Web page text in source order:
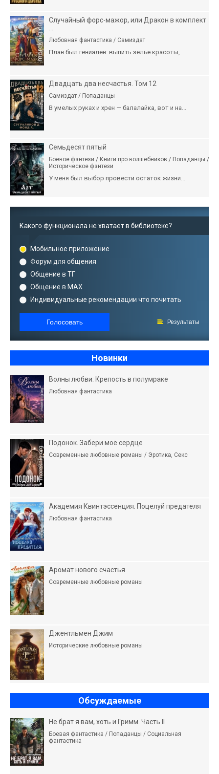
Случайный форс-мажор, или Дракон в комплект
Любовная фантастика / Самиздат
План был гениален: выпить зелье красоты,...
Двадцать два несчастья. Том 12
Самиздат / Попаданцы
В умелых руках и хрен — балалайка, вот и на...
Семьдесят пятый
Боевое фэнтези / Книги про волшебников / Попаданцы /
Историческое фэнтези
У меня был выбор провести остаток жизни...
Какого функционала не хватает в библиотеке?
Мобильное приложение
Форум для общения
Общение в ТГ
Общение в MAX
Индивидуальные рекомендации что почитать
Голосовать Результаты
Новинки
Волны любви: Крепость в полумраке
Любовная фантастика
Подонок. Забери моё сердце
Современные любовные романы / Эротика, Секс
Академия Квинтэссенция. Поцелуй предателя
Любовная фантастика
Аромат нового счастья
Современные любовные романы
Джентльмен Джим
Исторические любовные романы
Обсуждаемые
Не брат я вам, хоть и Гримм. Часть II
Боевая фантастика / Попаданцы / Социальная
фантастика